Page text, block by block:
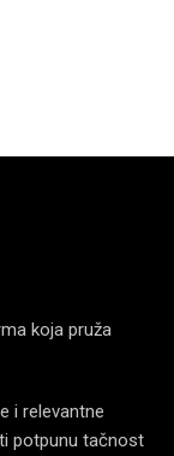
koja pruža
i relevantne
potpunu tačnost